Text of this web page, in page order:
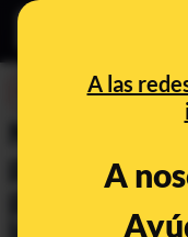
A las
A
No, ni ‘El
publicado